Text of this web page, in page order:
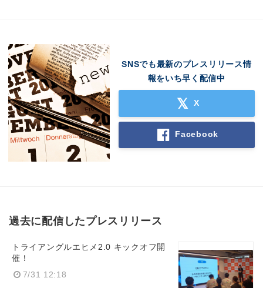
SNSでも最新のプレスリリース情
報をいち早く配信中
X
Facebook
過去に配信したプレスリリース
トライアングルエヒメ2.0 キックオフ開
催！
7/31 12:18